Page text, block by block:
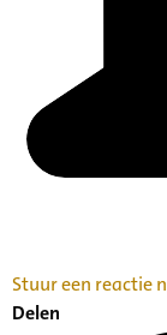
Stuur een reactie
Delen